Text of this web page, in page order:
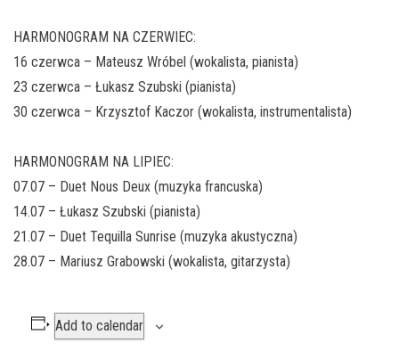
HARMONOGRAM NA CZERWIEC:
16 czerwca – Mateusz Wróbel (wokalista, pianista)
23 czerwca – Łukasz Szubski (pianista)
30 czerwca – Krzysztof Kaczor (wokalista, instrumentalista)
HARMONOGRAM NA LIPIEC:
07.07 – Duet Nous Deux (muzyka francuska)
14.07 – Łukasz Szubski (pianista)
21.07 – Duet Tequilla Sunrise (muzyka akustyczna)
28.07 – Mariusz Grabowski (wokalista, gitarzysta)
Add to calendar